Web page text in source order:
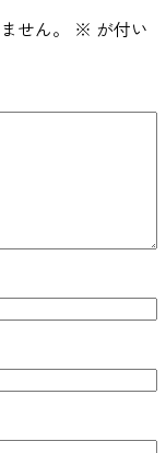
せん。 ※ が付い